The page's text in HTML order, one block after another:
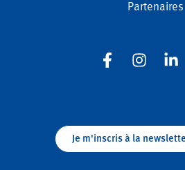
Partenaires
Je m'inscris à la